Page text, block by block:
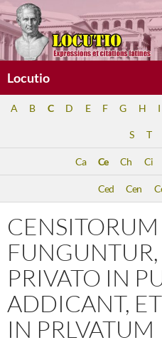
Aller
au
contenu
Locutio
A B C D E F G H I
S T
Ca Ce Ch Ci
Ced Cen
FUNGUNTUR,
PRIVATO IN
ADDICANT,
IN PRLVATUM